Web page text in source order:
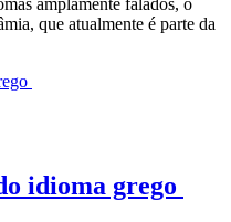
amplamente falados, o
que atualmente é parte da
idioma grego